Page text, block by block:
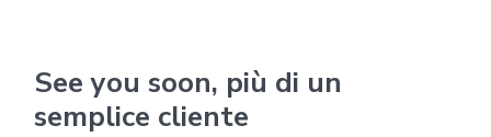
See you soon, più di un
semplice cliente